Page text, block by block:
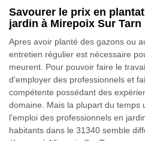
Savourer le prix en
jardin à Mirepoix Sur Tarn
Apres avoir planté des gazons ou
entretien régulier est nécessaire
meurent. Pour pouvoir faire le
d’employer des professionnels et
compétente possédant des
domaine. Mais la plupart du temps
l’emploi des professionnels en
habitants dans le 31340 semble